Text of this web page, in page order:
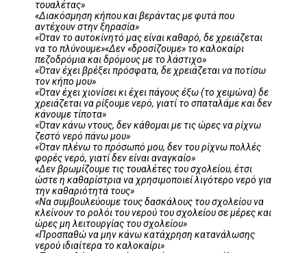
τουαλέτας»
«Διακόσμηση κήπου και βεράντας με φυτά που
αντέχουν στην ξηρασία»
«Όταν το αυτοκίνητό μας είναι καθαρό, δε χρειάζεται
να το πλύνουμε»«Δεν «δροσίζουμε» το καλοκαίρι
πεζοδρόμια και δρόμους με το λάστιχο»
«Όταν έχει βρέξει πρόσφατα, δε χρειάζεται να ποτίσω
τον κήπο μου»
«Όταν έχει χιονίσει κι έχει πάγους έξω (το χειμώνα) δε
χρειάζεται να ρίξουμε νερό, γιατί το σπαταλάμε και δεν
κάνουμε τίποτα»
«Όταν κάνω ντους, δεν κάθομαι με τις ώρες να ρίχνω
ζεστό νερό πάνω μου»
«Όταν πλένω το πρόσωπό μου, δεν του ρίχνω πολλές
φορές νερό, γιατί δεν είναι αναγκαίο»
«Δεν βρωμίζουμε τις τουαλέτες του σχολείου, έτσι
ώστε η καθαρίστρια να χρησιμοποιεί λιγότερο νερό για
την καθαριότητά τους»
«Να συμβουλεύουμε τους δασκάλους του σχολείου να
κλείνουν το ρολόι του νερού του σχολείου σε μέρες και
ώρες μη λειτουργίας του σχολείου»
«Προσπαθώ να μην κάνω κατάχρηση κατανάλωσης
νερού ιδιαίτερα το καλοκαίρι»